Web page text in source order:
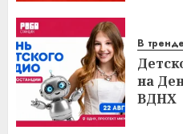
В тренде
на
ВДНХ